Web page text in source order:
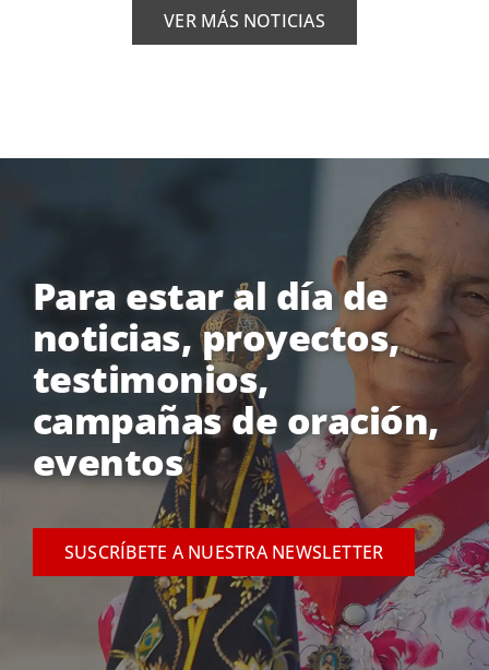
VER MÁS NOTICIAS
Para estar al día de
noticias, proyectos,
testimonios,
campañas de oración,
eventos
SUSCRÍBETE A NUESTRA NEWSLETTER